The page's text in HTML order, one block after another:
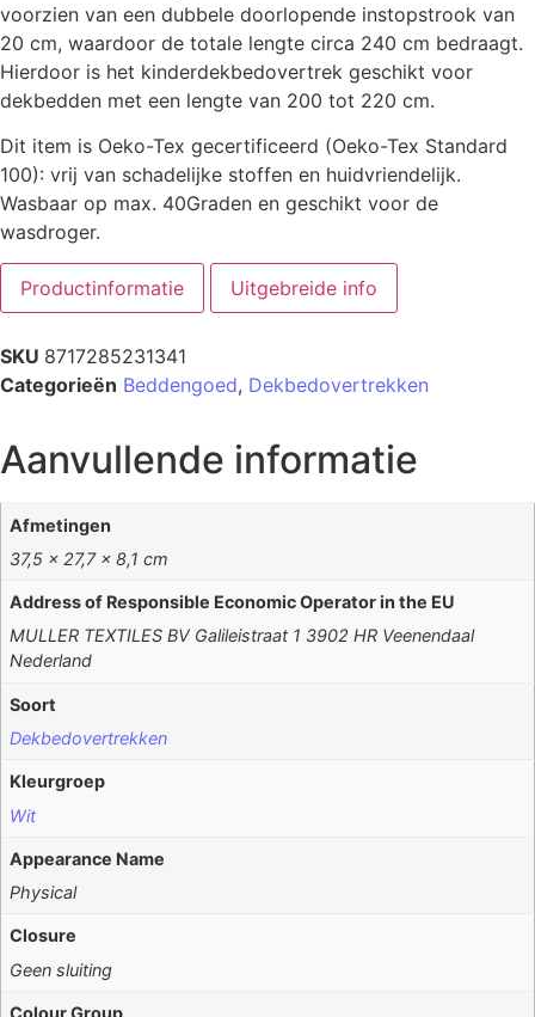
voorzien van een dubbele doorlopende instopstrook van
20 cm, waardoor de totale lengte circa 240 cm bedraagt.
Hierdoor is het kinderdekbedovertrek geschikt voor
dekbedden met een lengte van 200 tot 220 cm.
Dit item is Oeko-Tex gecertificeerd (Oeko-Tex Standard
100): vrij van schadelijke stoffen en huidvriendelijk.
Wasbaar op max. 40Graden en geschikt voor de
wasdroger.
Productinformatie Uitgebreide info
SKU 8717285231341
Categorieën Beddengoed, Dekbedovertrekken
Aanvullende informatie
Afmetingen
37,5 × 27,7 × 8,1 cm
Address of Responsible Economic Operator in the EU
MULLER TEXTILES BV Galileistraat 1 3902 HR Veenendaal
Nederland
Soort
Dekbedovertrekken
Kleurgroep
Wit
Appearance Name
Physical
Closure
Geen sluiting
Colour Group